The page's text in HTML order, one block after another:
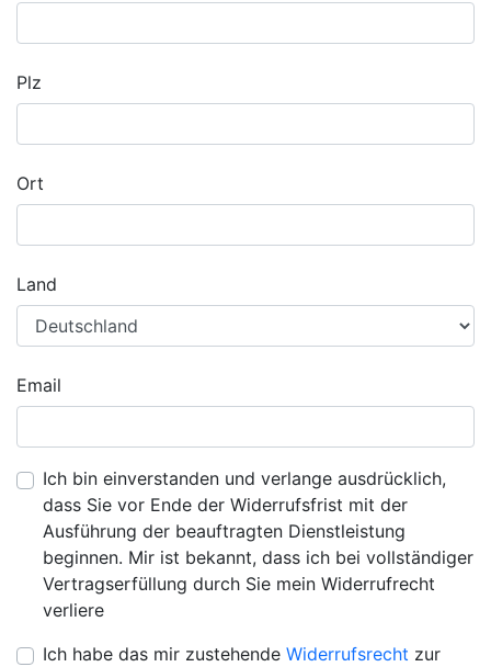
Plz
Ort
Land
Email
Ich bin einverstanden und verlange ausdrücklich,
dass Sie vor Ende der Widerrufsfrist mit der
Ausführung der beauftragten Dienstleistung
beginnen. Mir ist bekannt, dass ich bei vollständiger
Vertragserfüllung durch Sie mein Widerrufrecht
verliere
Ich habe das mir zustehende Widerrufsrecht zur